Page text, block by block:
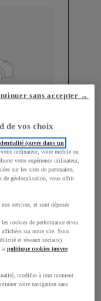
3,8L/100 km
87g/km
de vos choix
(ouvre dans un
ordinateur, votre mobile ou
votre expérience utilisateur,
sur les sites de partenaires,
de géolocalisation, vous offrir
services, et sont déposés
cookies de performance et/ou
sur notre site. Sous
et réseaux sociaux)
lapolitique cookies (ouvre
modifier à tout moment
votre navigation sans
sans accepter →